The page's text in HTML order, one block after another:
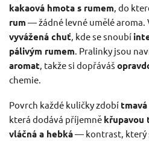
kakaová hmota s rumem , do
rum — žádné levné umělé aroma.
vyvážená chuť , kde se snoubí
pálivým rumem . Pralinky jsou
aromat , takže si dopřáváš
chemie.
Povrch každé kuličky zdobí
která dodává příjemně křupavou
vláčná a hebká— kontrast, který